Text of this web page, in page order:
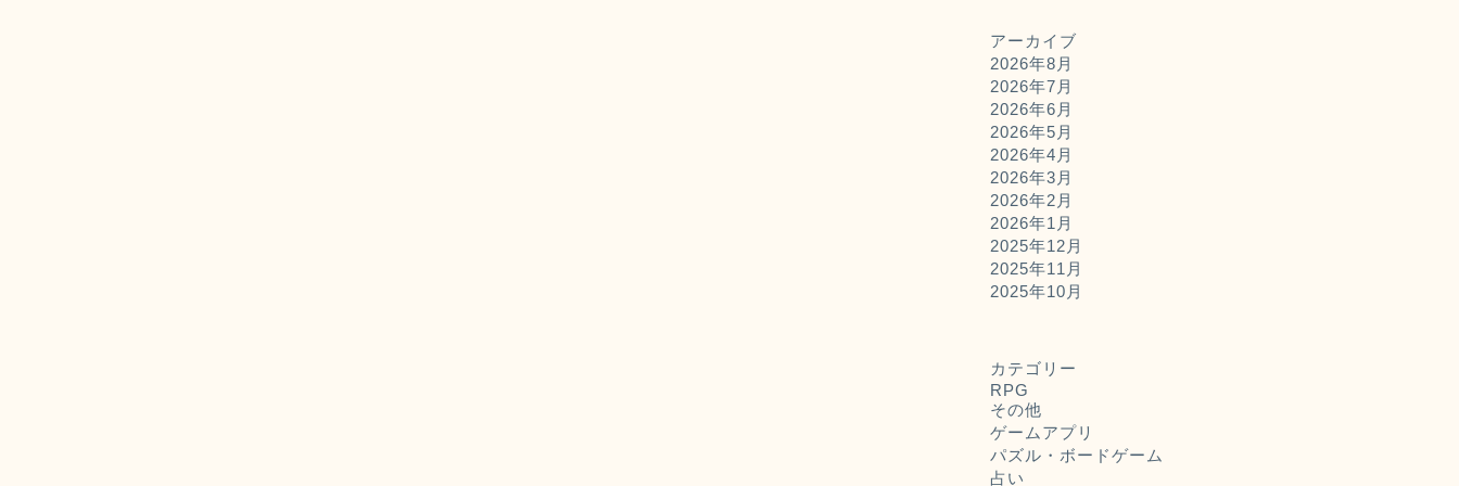
アーカイブ
2026年8月
2026年7月
2026年6月
2026年5月
2026年4月
2026年3月
2026年2月
2026年1月
2025年12月
2025年11月
2025年10月
カテゴリー
RPG
その他
ゲームアプリ
パズル・ボードゲーム
占い